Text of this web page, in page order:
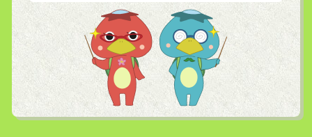
穀ごはん
食物繊維レシピ キノコいっぱいおろし
グラタン
痔の体験談<男性版> お酒を飲んだ翌日
に……
痔の体験談<女性版> ３連休がチャン
ス！
2022.02.18
サイトを更新いたしました。
朝食レシピ お手軽呉汁かけご飯